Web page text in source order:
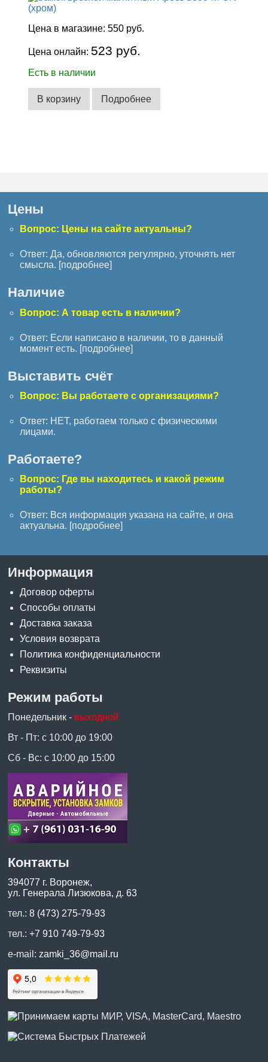
Цена в магазине:550 руб.
Цена онлайн: 523 руб.
Есть в наличии
В корзину Подробнее
Цены
Вопрос: Цены на сайте актуальны?
Ответ: Да, обновляются регулярно, уточнять нет
смысла. [подробнее]
Наличие
Вопрос: А товар есть в наличии?
Ответ: Если написано в наличии, то в данный
момент есть. [подробнее]
Выставить счёт
Вопрос: Вы работаете с организациями?
Ответ: НЕТ, работаем только с физическими
лицами.
Работаете?
Вопрос: Где вы находитесь и какой режим
работы?
Ответ: Вся информация указана на сайте, и она
актуальна. [подробнее]
Информация
Договор оферты
Способы оплаты
Доставка заказа
Условия возврата
Политика конфиденциальности
Реквизиты
Режим работы
Понедельник - выходной
Вт - Пт: с 10:00 до 19:00
Сб - Вс: с 10:00 до 15:00
Контакты
394077 г. Воронеж,
ул. Генерала Лизюкова, д. 63
тел.:8 (473) 275-79-93
тел.:+7 910 749-79-93
e-mail:zamki_36@mail.ru